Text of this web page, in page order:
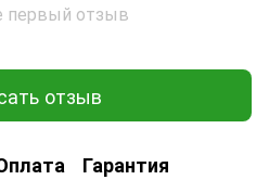
первый отзыв
отзыв
Гарантия